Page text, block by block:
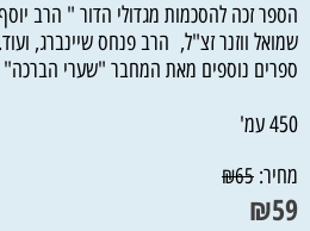
הספר זכה להסכמות מגדולי הדור " הרב
שמואל ווזנר זצ"ל, הרב פנחס שיינברג, ועוד.
ספרים נוספים מאת המחבר "שערי הברכה"
450 עמ'
מחיר:
₪65
₪59